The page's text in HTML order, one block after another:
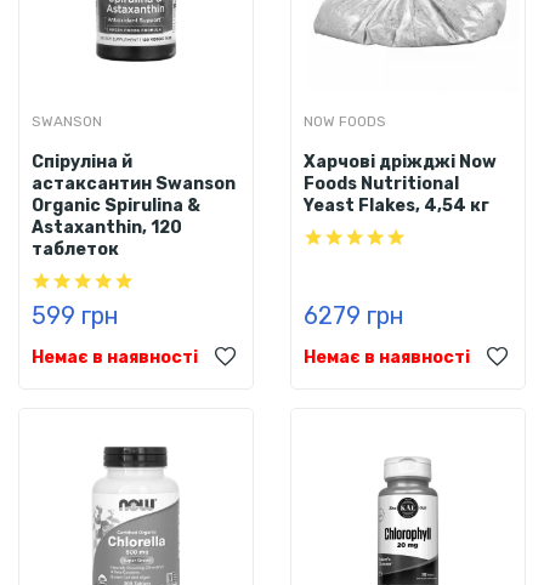
SWANSON
Спіруліна й
астаксантин Swanson
Organic Spirulina &
Astaxanthin, 120
таблеток
599 грн
Немає в наявності
NOW FOODS
Харчові дріжджі Now
Foods Nutritional
Yeast Flakes, 4,54 кг
6279 грн
Немає в наявності